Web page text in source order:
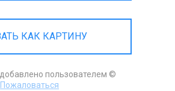
КАК КАРТИНУ
пользователем ©
Пожаловаться